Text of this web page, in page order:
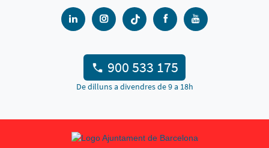
900 533 175
De dilluns a divendres de 9 a 18h